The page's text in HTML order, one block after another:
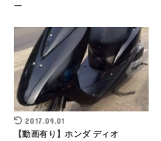
ー
2017.09.01
【動画有り】ホンダ ディオ